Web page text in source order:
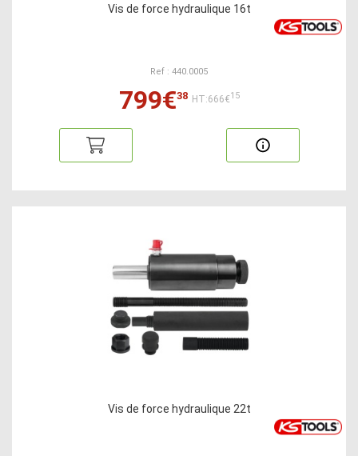
Vis de force hydraulique 16t
Ref : 440.0005
799€38 HT:666€15
Vis de force hydraulique 22t